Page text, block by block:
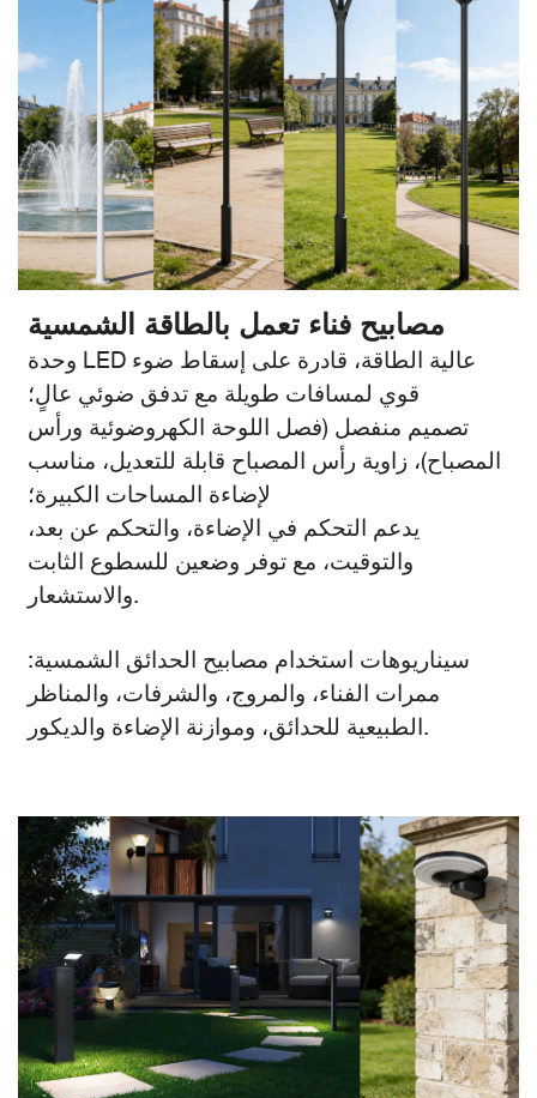
مصابيح فناء تعمل بالطاقة الشمسية
وحدة LED عالية الطاقة، قادرة على إسقاط ضوء
قوي لمسافات طويلة مع تدفق ضوئي عالٍ؛
تصميم منفصل (فصل اللوحة الكهروضوئية ورأس
المصباح)، زاوية رأس المصباح قابلة للتعديل، مناسب
لإضاءة المساحات الكبيرة؛
يدعم التحكم في الإضاءة، والتحكم عن بعد،
والتوقيت، مع توفر وضعين للسطوع الثابت
والاستشعار.
سيناريوهات استخدام مصابيح الحدائق الشمسية:
ممرات الفناء، والمروج، والشرفات، والمناظر
الطبيعية للحدائق، وموازنة الإضاءة والديكور.